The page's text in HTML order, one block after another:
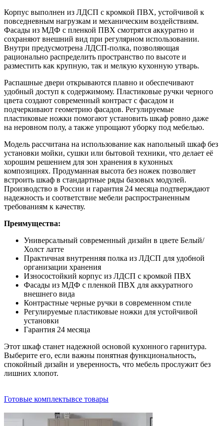
Корпус выполнен из ЛДСП с кромкой ПВХ, устойчивой к
повседневным нагрузкам и механическим воздействиям.
Фасады из МДФ с пленкой ПВХ смотрятся аккуратно и
сохраняют внешний вид при регулярном использовании.
Внутри предусмотрена ЛДСП-полка, позволяющая
рационально распределить пространство по высоте и
разместить как крупную, так и мелкую кухонную утварь.
Распашные двери открываются плавно и обеспечивают
удобный доступ к содержимому. Пластиковые ручки черного
цвета создают современный контраст с фасадом и
подчеркивают геометрию фасадов. Регулируемые
пластиковые ножки помогают установить шкаф ровно даже
на неровном полу, а также упрощают уборку под мебелью.
Модель рассчитана на использование как напольный шкаф без
установки мойки, сушки или бытовой техники, что делает её
хорошим решением для зон хранения в кухонных
композициях. Продуманная высота без ножек позволяет
встроить шкаф в стандартные ряды базовых модулей.
Производство в России и гарантия 24 месяца подтверждают
надежность и соответствие мебели распространенным
требованиям к качеству.
Преимущества:
Универсальный современный дизайн в цвете Белый/
Холст латте
Практичная внутренняя полка из ЛДСП для удобной
организации хранения
Износостойкий корпус из ЛДСП с кромкой ПВХ
Фасады из МДФ с пленкой ПВХ для аккуратного
внешнего вида
Контрастные черные ручки в современном стиле
Регулируемые пластиковые ножки для устойчивой
установки
Гарантия 24 месяца
Этот шкаф станет надежной основой кухонного гарнитура.
Выберите его, если важны понятная функциональность,
спокойный дизайн и уверенность, что мебель прослужит без
лишних хлопот.
Готовые комплектывсе товары